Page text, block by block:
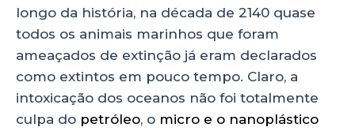
longo da história, na década de 2140 quase
todos os animais marinhos que foram
ameaçados de extinção já eram declarados
como extintos em pouco tempo. Claro, a
intoxicação dos oceanos não foi totalmente
culpa do petróleo, o micro e o nanoplástico